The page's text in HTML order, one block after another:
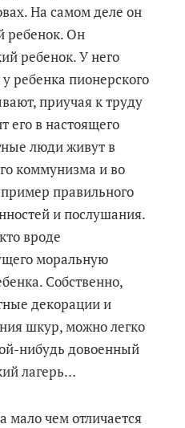
На самом деле он
ребенок. Он
ребенок. У него
ребенка пионерского
приучая к труду
его в настоящего
люди живут в
коммунизма и во
правильного
и послушания.
вроде
моральную
Собственно,
декорации и
шкур, можно легко
нибудь довоенный
лагерь…
мало чем отличается